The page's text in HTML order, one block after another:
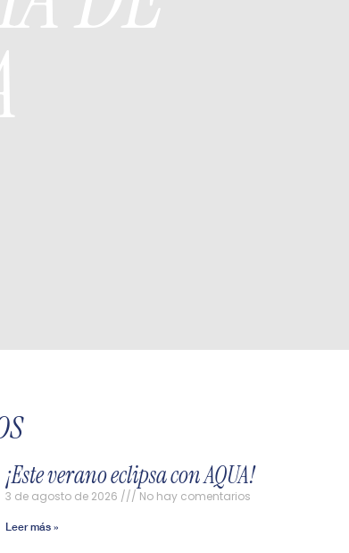
¡Este verano eclipsa con AQUA!
3 de agosto de 2026 No hay comentarios
Leer más »